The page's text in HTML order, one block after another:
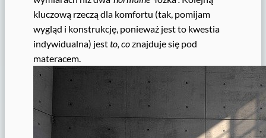
kluczową rzeczą dla komfortu (tak, pomijam
wygląd i konstrukcję, ponieważ jest to kwestia
indywidualna) jestto, coznajduje się pod
materacem.